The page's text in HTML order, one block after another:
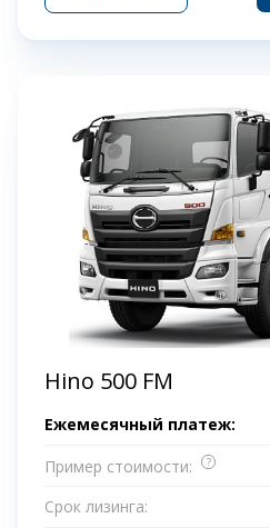
Hino 500 FM
Ежемесячный платеж:
Пример стоимости:
?
Срок лизинга: